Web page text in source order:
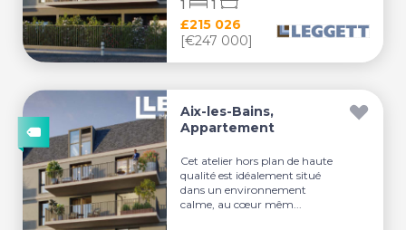
£215 026
[€247 000]
1 1
Aix-les-Bains,
Appartement
Cet atelier hors plan de haute
qualité est idéalement situé
dans un environnement
calme, au cœur mêm...